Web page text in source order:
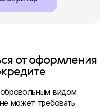
от оформления
видом
может требовать